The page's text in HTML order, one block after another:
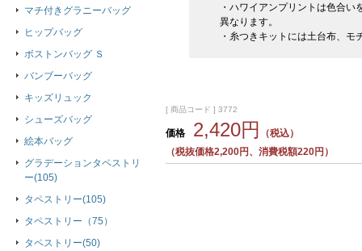
・ハワイアンプリントは色合
異なります。
・糸つきキットには土台布、
[ 商品コード ] 3772
価格 2,420円
（税込）
（税抜価格2,200円、消費税額220円）
マチ付きグラニーバッグ
ヒップバッグ
ボストンバッグ Ｓ
バンブーバッグ
キッズリュック
シューズバッグ
絵本バッグ
グラデーションタペストリ
ー(105)
タペストリー(105)
タペストリー（75）
タペストリー(50)